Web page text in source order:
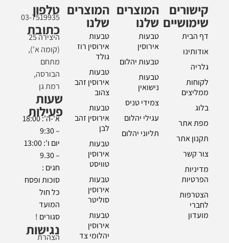
קישורים
שימושיים
דף הבית
אודותינו
גלריה
לקוחות
ממליצים
בלוג
מפת אתר
תקנון אתר
צור קשר
מדיניות
הפרטיות
הצטרפות
לחברי
מועדון
המוצרים
שלנו
טבעות
אירוסין
טבעות יהלום
טבעות
נישואין
צמידי טניס
עגילי יהלום
תליוני יהלום
המוצרים
שלנו
טבעות
אירוסין רוז
גולד
טבעות
אירוסין זהב
צהוב
טבעות
אירוסין זהב
לבן
טבעות
אירוסין
טוויסט
טבעות
אירוסין
סוליטר
טבעות
אירוסין
יהלומי צד
טלפון
03-7519935
כתובת
היצירה 25
(קומה א'),
מתחם
הבורסה,
רמת גן
שעות
פעילות
א'-ה': 18:00
– 9:30
יום ו': 13:00
– 9.30
חגים :
סוכות ופסח
כל חול
המועד
סגורים !
נגישות
הצהרת